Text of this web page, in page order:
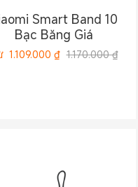
Smart Band 10
Bạc Băng Giá
1.109.000 ₫ 1.170.000 ₫